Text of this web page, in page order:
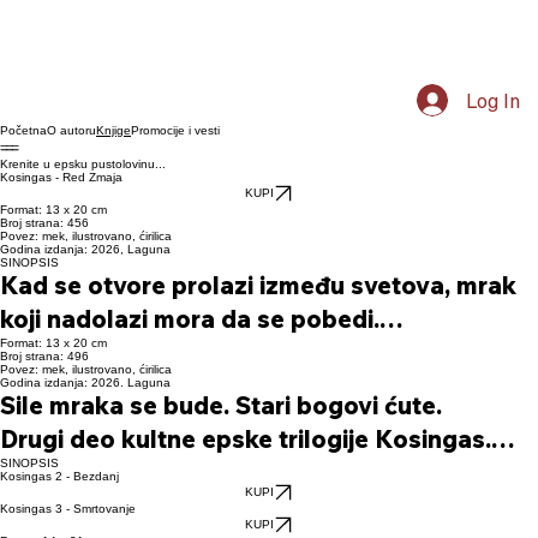
Log In
PočetnaO autoruKnjigePromocije i vesti
Krenite u epsku pustolovinu...
Kosingas - Red Zmaja
KUPI
Format: 13 x 20 cm
Broj strana: 456
Povez: mek, ilustrovano, ćirilica
Godina izdanja: 2026, Laguna
SINOPSIS
Kad se otvore prolazi između svetova, mrak
koji nadolazi mora da se pobedi.
Prvi deo kultne epske trilogije Kosingas
Zemlji prete dva zla: jedno dolazi sa istoka,
pod osmanlijskim barjacima sultana Murata,
a drugo nadire iz utrobe zemlje, gde jača sila
starija od carstava, vera i ljudi. U Adu sve
ključa od hordi neljudi i demona kojima
Format: 13 x 20 cm
Broj strana: 496
Povez: mek, ilustrovano, ćirilica
Godina izdanja: 2026. Laguna
Sile mraka se bude. Stari bogovi ćute.
Drugi deo kultne epske trilogije Kosingas.
U Bezdanju, nastavku velike i krajnje
neizvesne avanture, otvara se fascinantan
SINOPSIS
Kosingas 2 - Bezdanj
KUPI
Kosingas 3 - Smrtovanje
KUPI